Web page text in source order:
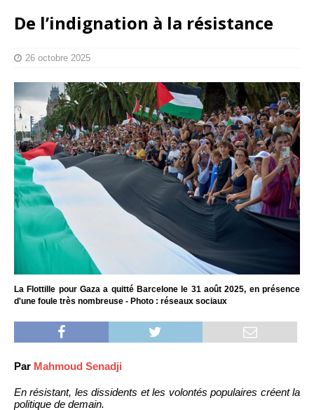
De l’indignation à la résistance
26 octobre 2025
La Flottille pour Gaza a quitté Barcelone le 31 août 2025, en présence
d'une foule très nombreuse - Photo : réseaux sociaux
Par Mahmoud Senadji
En résistant, les dissidents et les volontés populaires créent la
politique de demain.